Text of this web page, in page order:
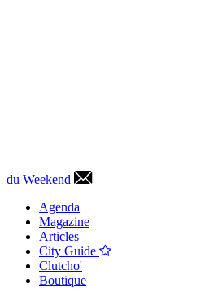
du Weekend
Agenda
Magazine
Articles
City Guide
Clutcho'
Boutique